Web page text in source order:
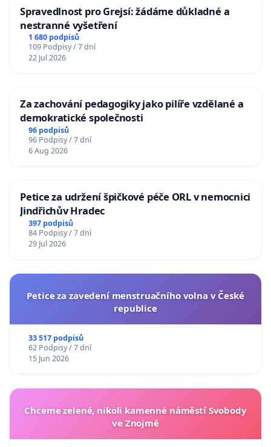
Spravedlnost pro Grejsí: žádáme důkladné a
nestranné vyšetření
1 680 podpisů
109 Podpisy / 7 dní
22 Jul 2026
Za zachování pedagogiky jako pilíře vzdělané a
demokratické společnosti
96 podpisů
96 Podpisy / 7 dní
6 Aug 2026
Petice za udržení špičkové péče ORL v nemocnici
Jindřichův Hradec
397 podpisů
84 Podpisy / 7 dní
29 Jul 2026
Petice za zavedení menstruačního volna v České
republice
33 517 podpisů
62 Podpisy / 7 dní
15 Jun 2026
Chceme zelené, nikoli kamenné náměstí Svobody
ve Znojmě